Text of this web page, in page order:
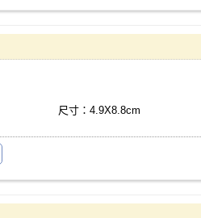
尺寸：4.9X8.8cm